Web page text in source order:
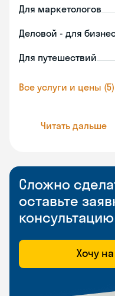
Для маркетологов
Деловой - для
Для путешествий
Все услуги и цены (5)
Читать дальше
Сложно
оставьте
консультацию
Хочу